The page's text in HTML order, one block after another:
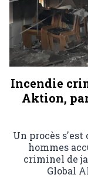
Incendie
Aktion,
Un procès s'est
hommes
criminel de
Global